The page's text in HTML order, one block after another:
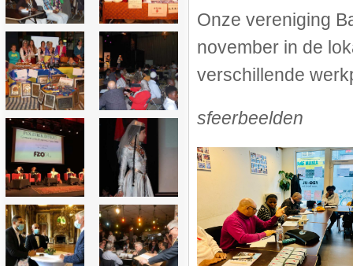
Onze vereniging
november in de
verschillende
sfeerbeelden